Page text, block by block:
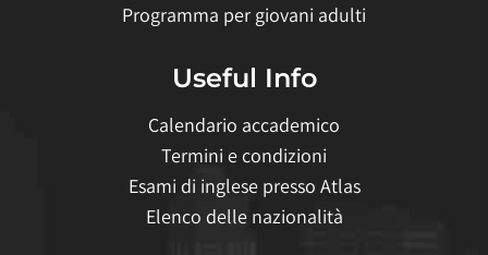
Programma per giovani adulti
Useful Info
Calendario accademico
Termini e condizioni
Esami di inglese presso Atlas
Elenco delle nazionalità